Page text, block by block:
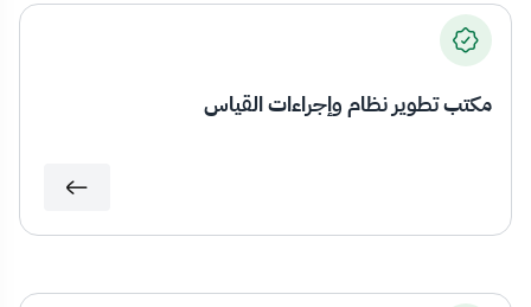
مكتب تطوير نظام وإجراءات القياس